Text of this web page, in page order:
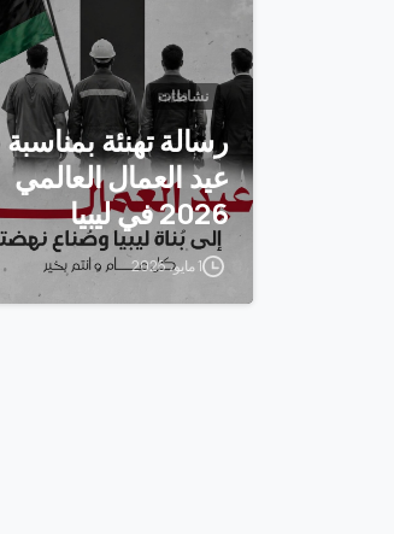
نشاطات
رسالة تهنئة بمناسبة
عيد العمال العالمي
2026 في ليبيا
1 مايو، 2026